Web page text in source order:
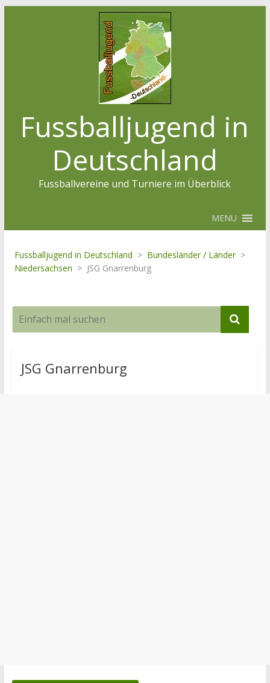
Fussballjugend in
Deutschland
Fussballvereine und Turniere im Überblick
MENU
Fussballjugend in Deutschland > Bundesländer / Länder >
Niedersachsen > JSG Gnarrenburg
JSG Gnarrenburg